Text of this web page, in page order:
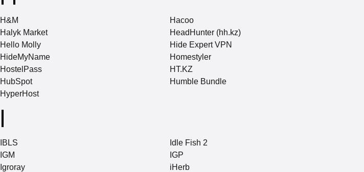
H&M
Hacoo
Halyk Market
HeadHunter (hh.kz)
Hello Molly
Hide Expert VPN
HideMyName
Homestyler
HostelPass
HT.KZ
HubSpot
Humble Bundle
HyperHost
I
IBLS
Idle Fish 2
IGM
IGP
Igroray
iHerb